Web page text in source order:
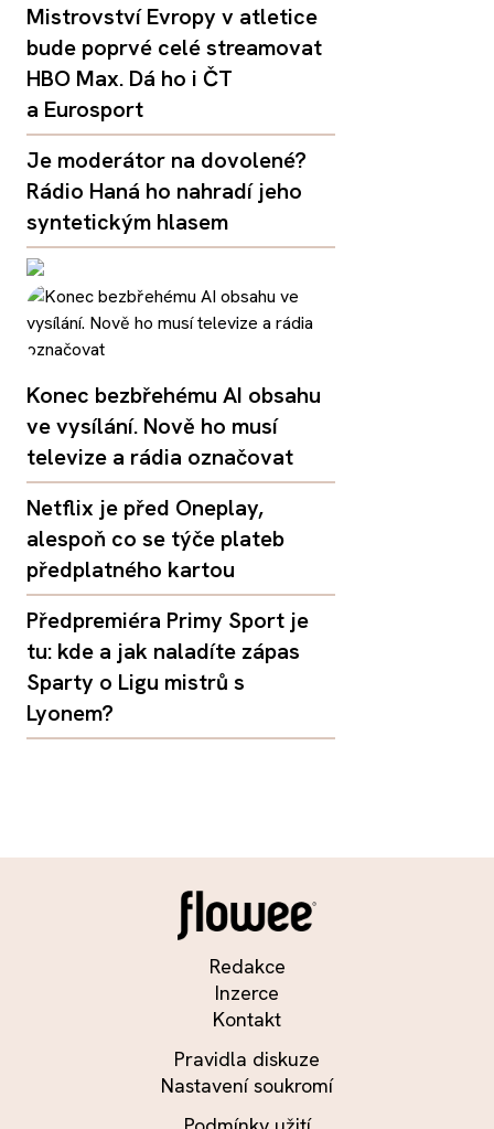
Mistrovství Evropy v atletice
bude poprvé celé streamovat
HBO Max. Dá ho i ČT
a Eurosport
Je moderátor na dovolené?
Rádio Haná ho nahradí jeho
syntetickým hlasem
Konec bezbřehému AI obsahu
ve vysílání. Nově ho musí
televize a rádia označovat
Netflix je před Oneplay,
alespoň co se týče plateb
předplatného kartou
Předpremiéra Primy Sport je
tu: kde a jak naladíte zápas
Sparty o Ligu mistrů s
Lyonem?
Redakce
Inzerce
Kontakt
Pravidla diskuze
Nastavení soukromí